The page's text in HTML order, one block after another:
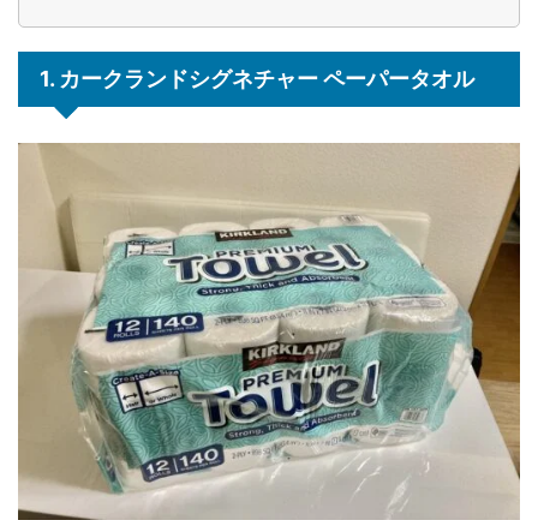
1. カークランドシグネチャー ペーパータオル